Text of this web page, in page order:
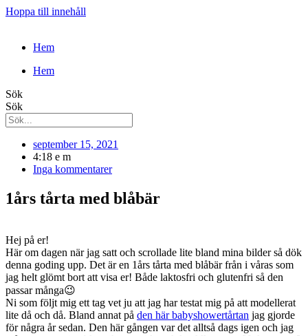
Hoppa till innehåll
Hem
Hem
Sök
Sök
september 15, 2021
4:18 e m
Inga kommentarer
1års tårta med blåbär
Hej på er!
Här om dagen när jag satt och scrollade lite bland mina bilder så dök
denna goding upp. Det är en 1års tårta med blåbär från i våras som
jag helt glömt bort att visa er! Både laktosfri och glutenfri så den
passar många😉
Ni som följt mig ett tag vet ju att jag har testat mig på att modellerat
lite då och då. Bland annat på den här babyshowertårtan jag gjorde
för några år sedan. Den här gången var det alltså dags igen och jag